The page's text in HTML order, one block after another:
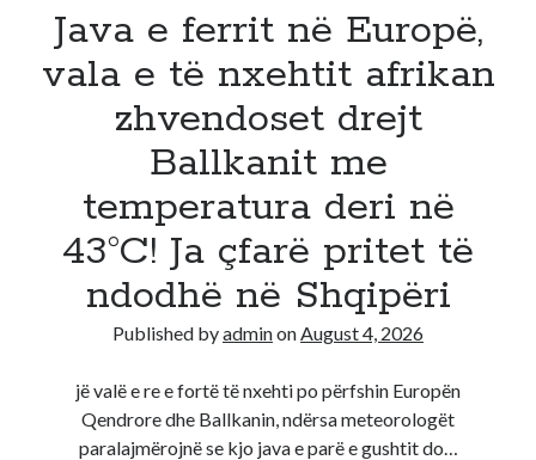
me
një
burrë
vjeçar,
e
nëpërmjet
video-
call
Java e ferrit në Europë,
vala e të nxehtit afrikan
zhvendoset drejt
Ballkanit me
temperatura deri në
43°C! Ja çfarë pritet të
ndodhë në Shqipëri
Published byadminonAugust 4, 2026
jë valë e re e fortë të nxehti po përfshin Europën
Qendrore dhe Ballkanin, ndërsa meteorologët
paralajmërojnë se kjo java e parë e gushtit do…